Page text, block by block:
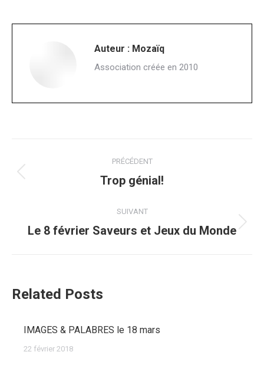
Auteur : Mozaïq
Association créée en 2010
article
PRÉCÉDENT
Article
:
Trop génial!
SUIVANT
Article
Le 8 février Saveurs et Jeux du Monde
Related Posts
IMAGES & PALABRES le 18 mars
22 février 2018